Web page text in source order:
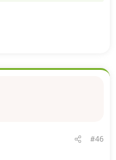
#46